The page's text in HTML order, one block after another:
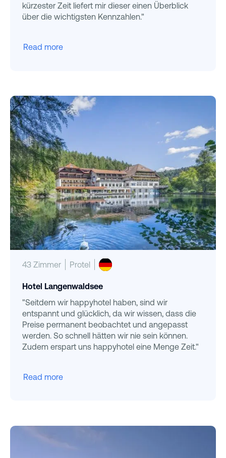
kürzester Zeit liefert mir dieser einen Überblick
über die wichtigsten Kennzahlen."
Read more
43 Zimmer Protel
Hotel Langenwaldsee
"Seitdem wir happyhotel haben, sind wir
entspannt und glücklich, da wir wissen, dass die
Preise permanent beobachtet und angepasst
werden. So schnell hätten wir nie sein können.
Zudem erspart uns happyhotel eine Menge Zeit."
Read more